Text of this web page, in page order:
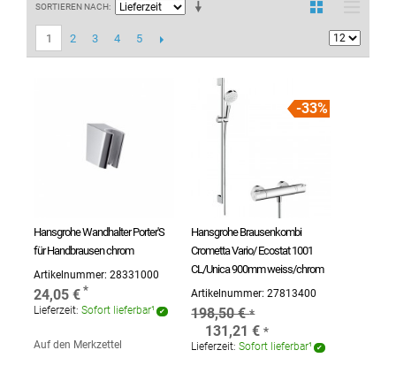
SORTIEREN NACH
1 2 3 4 5
Hansgrohe Wandhalter Porter'S
für Handbrausen chrom
Artikelnummer: 28331000
24,05 €
Lieferzeit: Sofort lieferbar¹
Auf den Merkzettel
Hansgrohe Brausenkombi
Crometta Vario/ Ecostat 1001
CL/Unica 900mm weiss/chrom
Artikelnummer:27813400
198,50 €
131,21 €
33%
Lieferzeit: Sofort lieferbar¹